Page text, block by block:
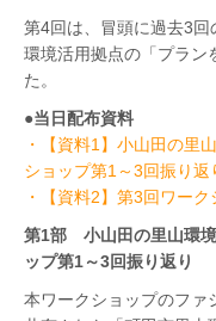
第4回は、冒頭に過去3
環境活用拠点の 「プラ
た。
●当日配布資料
・【資料1】小山田の里
ショップ第1～3回振り返
・【資料2】第3回ワー
第1部 小山田の里山環境
ップ第1～3回振り返り
本ワークショップのファ